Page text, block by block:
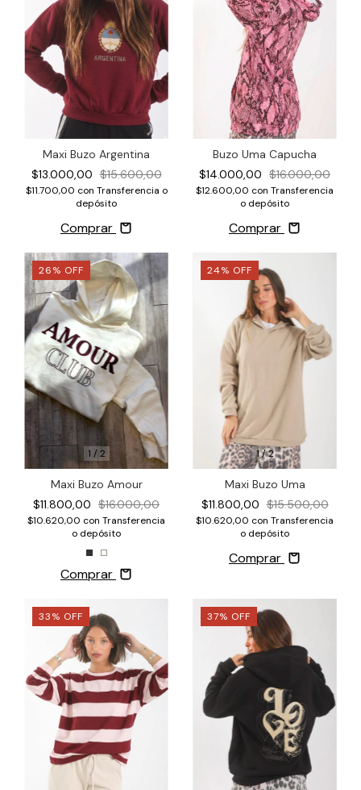
Maxi Buzo Argentina
$13.000,00 $15.600,00
$11.700,00 con Transferencia o
depósito
Comprar
Buzo Uma Capucha
$14.000,00 $16.000,00
$12.600,00 con Transferencia
o depósito
Comprar
1 / 2
26% OFF
Maxi Buzo Amour
$11.800,00 $16.000,00
$10.620,00 con Transferencia
o depósito
Comprar
1/2
24% OFF
Maxi Buzo Uma
$11.800,00 $15.500,00
$10.620,00 con Transferencia
o depósito
Comprar
33% OFF 37% OFF